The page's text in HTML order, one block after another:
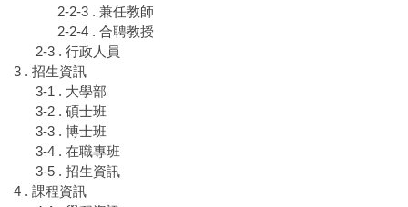
2-2-3 . 兼任教師
2-2-4 . 合聘教授
2-3 . 行政人員
3 . 招生資訊
3-1 . 大學部
3-2 . 碩士班
3-3 . 博士班
3-4 . 在職專班
3-5 . 招生資訊
4 . 課程資訊